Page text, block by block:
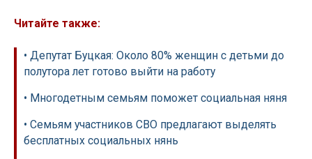
Читайте также:
• Депутат Буцкая: Около 80% женщин с детьми до
полутора лет готово выйти на работу
• Многодетным семьям поможет социальная няня
• Семьям участников СВО предлагают выделять
бесплатных социальных нянь